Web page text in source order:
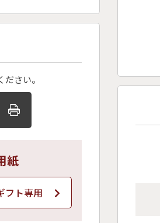
さい。
紙
フト専用